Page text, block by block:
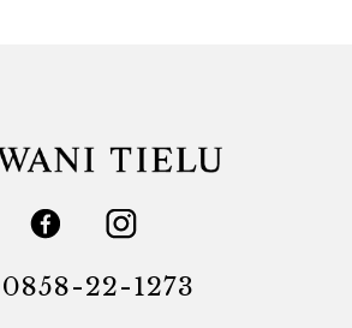
0858-22-1273